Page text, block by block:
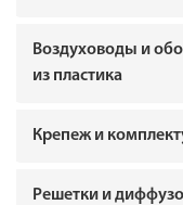
Воздуховоды и
из пластика
Крепеж и
Решетки и